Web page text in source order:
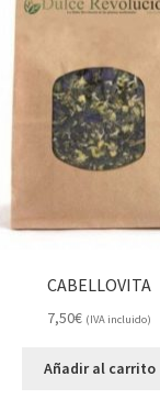
CABELLOVITA
7,50€ (IVA incluido)
Añadir al carrito